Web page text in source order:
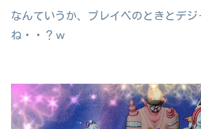
なんていうか、プレイベのときとデジ
ね・・？ｗ